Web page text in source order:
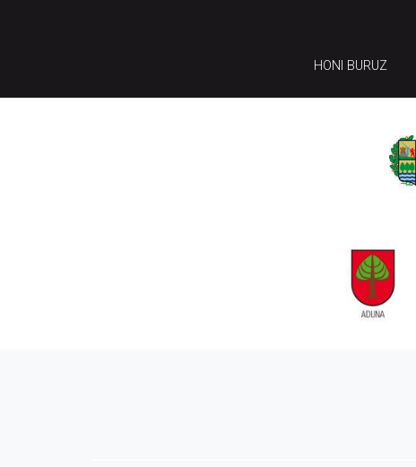
HONI BURUZ